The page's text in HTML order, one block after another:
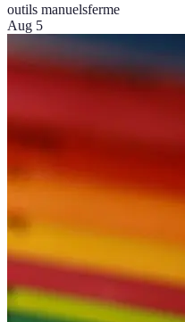
outils manuelsferme
Aug 5